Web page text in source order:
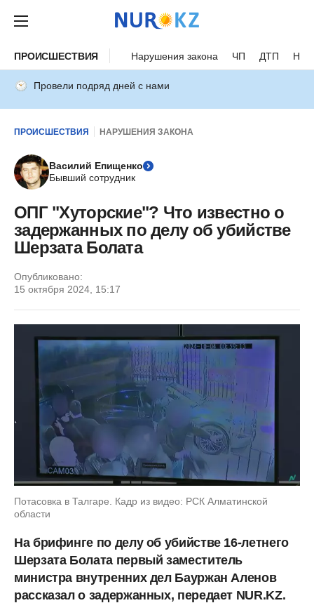
ПРОИСШЕСТВИЯ Нарушения закона ЧП ДТП
Провели подряд дней с нами
ПРОИСШЕСТВИЯ НАРУШЕНИЯ ЗАКОНА
Василий Епищенко
Бывший сотрудник
ОПГ "Хуторские"? Что известно о
задержанных по делу об убийстве
Шерзата Болата
Опубликовано:
15 октября 2024, 15:17
Потасовка в Талгаре. Кадр из видео: РСК Алматинской
области
На брифинге по делу об убийстве 16-летнего
Шерзата Болата первый заместитель
министра внутренних дел Бауржан Аленов
рассказал о задержанных, передает NUR.KZ.